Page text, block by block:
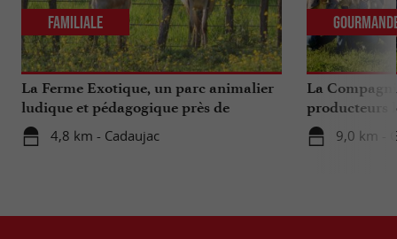
La Ferme Exotique, un parc animalier
ludique et pédagogique près de
Bordeaux
4,8 km - Cadaujac
Familiale
La
producteurs
...
9,0 km -